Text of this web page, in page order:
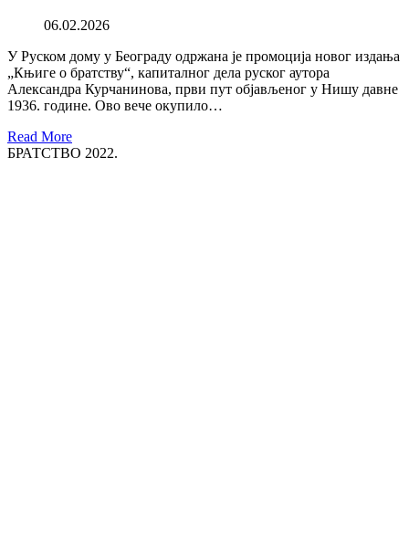
06.02.2026
У Руском дому у Београду одржана је промоција новог издања
„Књиге о братству“, капиталног дела руског аутора
Александра Курчанинова, први пут објављеног у Нишу давне
1936. године. Ово вече окупило…
Read More
БРАТСТВО 2022.